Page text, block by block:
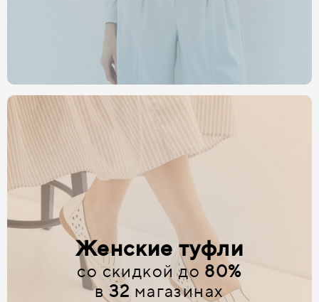
Женские туфли
со скидкой до 80%
в32магазинах